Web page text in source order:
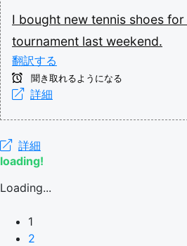
I bought new tennis shoes for
tournament last weekend.
翻訳する
聞き取れるようになる
詳細
詳細
loading!
Loading...
1
2